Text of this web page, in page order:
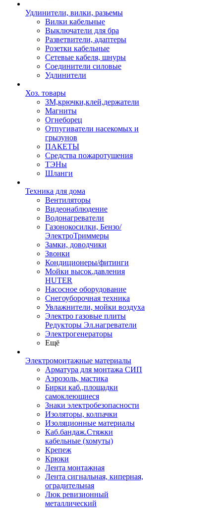
Удлинители, вилки, разьемы
Вилки кабельные
Выключатели для бра
Разветвители, адаптеры
Розетки кабельные
Сетевые кабеля, шнуры
Соединители силовые
Удлинители
Хоз. товары
ЗМ,крючки,клей,держатели
Магниты
Огнеборец
Отпугиватели насекомых и
грызунов
ПАКЕТЫ
Средства пожаротушения
ТЭНы
Шланги
Техника для дома
Вентиляторы
Видеонаблюдение
Водонагреватели
Газонокосилки, Бензо/
ЭлектроТриммеры
Замки, доводчики
Звонки
Кондиционеры/фитинги
Мойки высок.давления
HUTER
Насосное оборудование
Снегоуборочная техника
Увлажнители, мойки воздуха
Электро газовые плиты
Редукторы Эл.нагреватели
Электрогенераторы
Ещё
Электромонтажные материалы
Арматура для монтажа СИП
Аэрозоль, мастика
Бирки каб.,площадки
самоклеющиеся
Знаки электробезопасности
Изоляторы, колпачки
Изоляционные материалы
Каб.бандаж.Стяжки
кабельные (хомуты)
Крепеж
Крюки
Лента монтажная
Лента сигнальная, киперная,
оградительная
Люк ревизионный
металлический